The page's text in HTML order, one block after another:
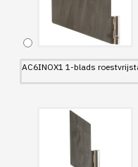
AC6INOX1 1-blads